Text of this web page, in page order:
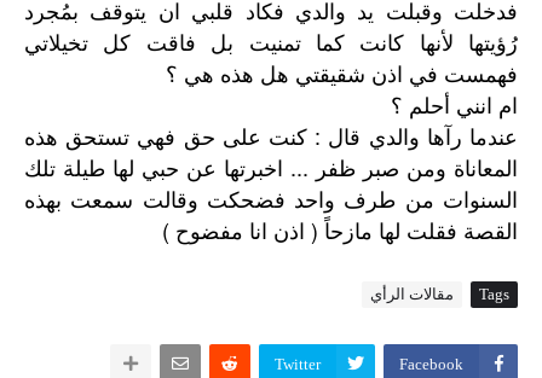
فدخلت وقبلت يد والدي فكاد قلبي ان يتوقف بمُجرد
رُؤيتها لأنها كانت كما تمنيت بل فاقت كل تخيلاتي
فهمست في اذن شقيقتي هل هذه هي ؟
ام انني أحلم ؟
عندما رآها والدي قال : كنت على حق فهي تستحق هذه
المعاناة ومن صبر ظفر ... اخبرتها عن حبي لها طيلة تلك
السنوات من طرف واحد فضحكت وقالت سمعت بهذه
القصة فقلت لها مازحاً ( اذن انا مفضوح )
Tags مقالات الرأي
Facebook
Twitter